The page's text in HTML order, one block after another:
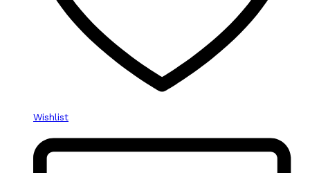
Wishlist